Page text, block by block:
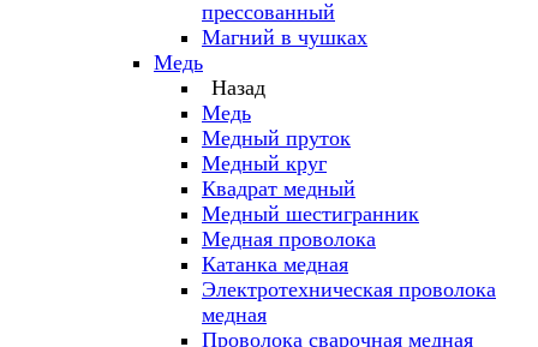
прессованный
Магний в чушках
Медь
Назад
Медь
Медный пруток
Медный круг
Квадрат медный
Медный шестигранник
Медная проволока
Катанка медная
Электротехническая проволока
медная
Проволока сварочная медная